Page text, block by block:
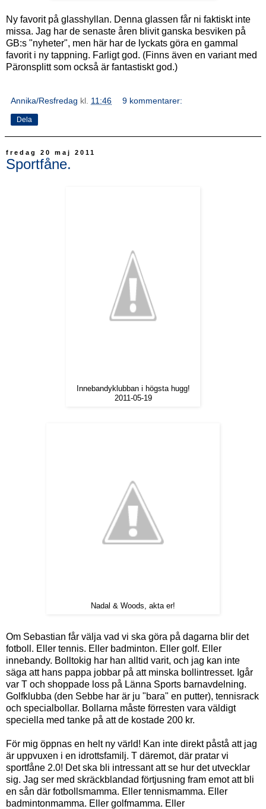
Ny favorit på glasshyllan. Denna glassen får ni faktiskt inte
missa. Jag har de senaste åren blivit ganska besviken på
GB:s "nyheter", men här har de lyckats göra en gammal
favorit i ny tappning. Farligt god. (Finns även en variant med
Päronsplitt som också är fantastiskt god.)
Annika/Resfredag kl. 11:46 9 kommentarer:
Dela
fredag 20 maj 2011
Sportfåne.
Innebandyklubban i högsta hugg!
2011-05-19
Nadal & Woods, akta er!
Om Sebastian får välja vad vi ska göra på dagarna blir det
fotboll. Eller tennis. Eller badminton. Eller golf. Eller
innebandy. Bolltokig har han alltid varit, och jag kan inte
säga att hans pappa jobbar på att minska bollintresset. Igår
var T och shoppade loss på Länna Sports barnavdelning.
Golfklubba (den Sebbe har är ju "bara" en putter), tennisrack
och specialbollar. Bollarna måste förresten vara väldigt
speciella med tanke på att de kostade 200 kr.
För mig öppnas en helt ny värld! Kan inte direkt påstå att jag
är uppvuxen i en idrottsfamilj. T däremot, där pratar vi
sportfåne 2.0! Det ska bli intressant att se hur det utvecklar
sig. Jag ser med skräckblandad förtjusning fram emot att bli
en sån där fotbollsmamma. Eller tennismamma. Eller
badmintonmamma. Eller golfmamma. Eller